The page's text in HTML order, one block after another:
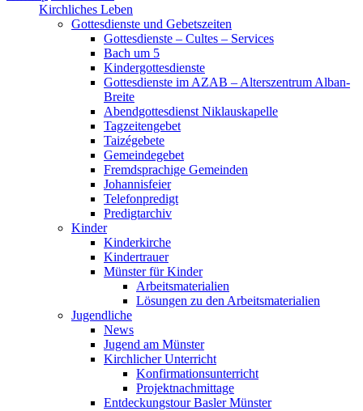
Kirchliches Leben
Gottesdienste und Gebetszeiten
Gottesdienste – Cultes – Services
Bach um 5
Kindergottesdienste
Gottesdienste im AZAB – Alterszentrum Alban-
Breite
Abendgottesdienst Niklauskapelle
Tagzeitengebet
Taizégebete
Gemeindegebet
Fremdsprachige Gemeinden
Johannisfeier
Telefonpredigt
Predigtarchiv
Kinder
Kinderkirche
Kindertrauer
Münster für Kinder
Arbeitsmaterialien
Lösungen zu den Arbeitsmaterialien
Jugendliche
News
Jugend am Münster
Kirchlicher Unterricht
Konfirmationsunterricht
Projektnachmittage
Entdeckungstour Basler Münster